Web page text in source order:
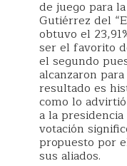
de juego para
Gutiérrez del
obtuvo el
ser el favorito
el segundo
alcanzaron
resultado es
como lo
a la
votación
propuesto por
sus aliados.